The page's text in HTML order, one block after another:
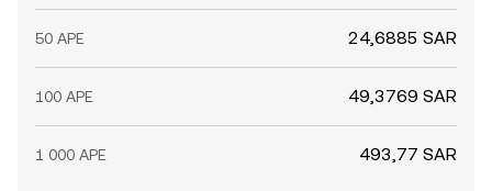
50 APE 24,6885 SAR
100 APE 49,3769 SAR
1 000 APE 493,77 SAR